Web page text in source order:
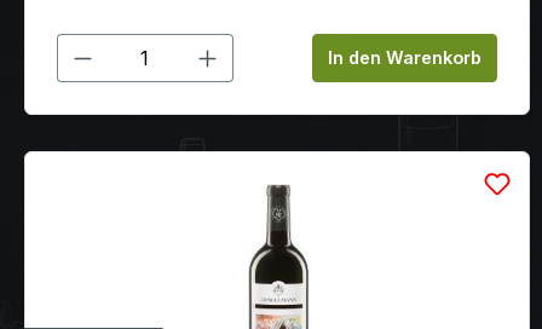
Produkt Anzahl: Gib denIn den Warenkorb